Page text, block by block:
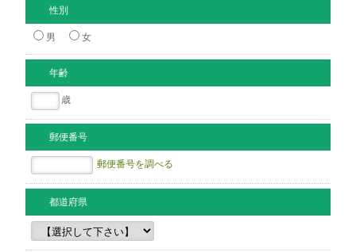
性別
男 女
年齢
歳
郵便番号
郵便番号を調べる
都道府県